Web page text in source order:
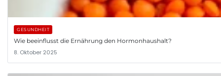
GESUNDHEIT
Wie beeinflusst die Ernährung den Hormonhaushalt?
8. Oktober 2025